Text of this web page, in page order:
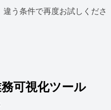
う条件で再度お試しくださ
可視化ツール